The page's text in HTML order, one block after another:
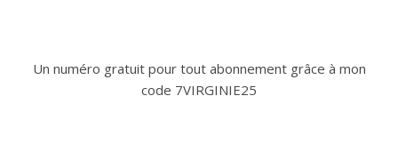
Un numéro gratuit pour tout abonnement grâce à mon
code 7VIRGINIE25